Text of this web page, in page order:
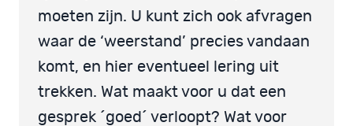
moeten zijn. U kunt zich ook afvragen
waar de ‘weerstand’ precies vandaan
komt, en hier eventueel lering uit
trekken. Wat maakt voor u dat een
gesprek ´goed´ verloopt? Wat voor